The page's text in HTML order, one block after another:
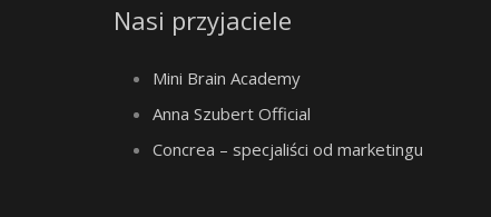
Nasi przyjaciele
Mini Brain Academy
Anna Szubert Official
Concrea – specjaliści od marketingu